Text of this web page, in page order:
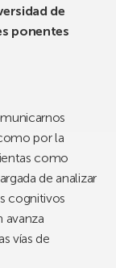
de
ponentes
por la
como
de analizar
cognitivos
avanza
vías de